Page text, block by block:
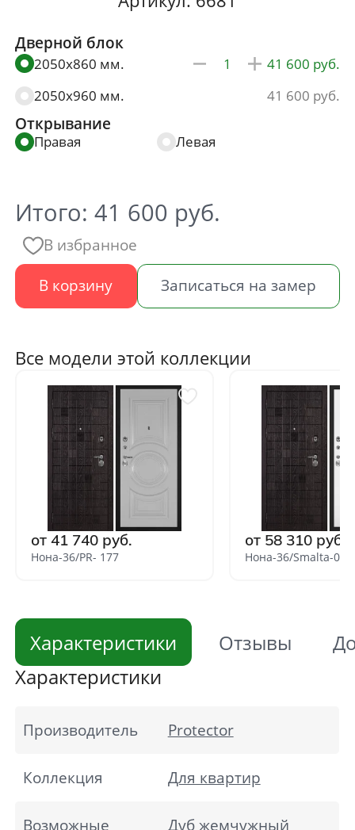
Дверной блок
2050x860 мм.
41 600
2050x960 мм.
41 600
Открывание
Правая Левая
Итого: 41 600 руб.
В избранное
В корзину
Записаться на замер
Все модели этой коллекции
от 41 740 руб.
Нона-36/PR- 177
от 58 310 руб.
Нона-36/Smalta-06
Характеристики Отзывы
Характеристики
Производитель Protector
Коллекция Для квартир
Возможные
Дуб жемчужный